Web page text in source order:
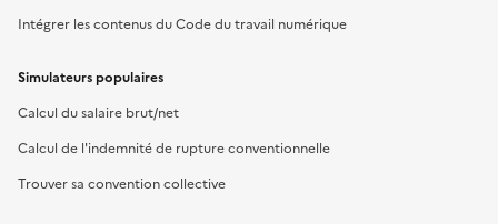
Intégrer les contenus du Code du travail numérique
Simulateurs populaires
Calcul du salaire brut/net
Calcul de l'indemnité de rupture conventionnelle
Trouver sa convention collective